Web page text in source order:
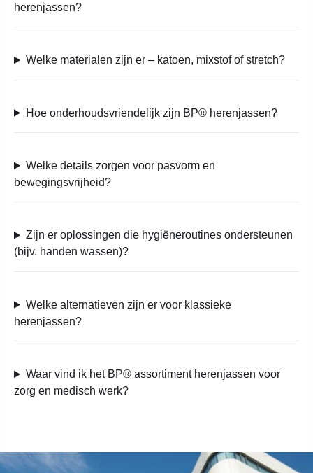
herenjassen?
Welke materialen zijn er – katoen, mixstof of stretch?
Hoe onderhoudsvriendelijk zijn BP® herenjassen?
Welke details zorgen voor pasvorm en
bewegingsvrijheid?
Zijn er oplossingen die hygiëneroutines ondersteunen
(bijv. handen wassen)?
Welke alternatieven zijn er voor klassieke
herenjassen?
Waar vind ik het BP® assortiment herenjassen voor
zorg en medisch werk?